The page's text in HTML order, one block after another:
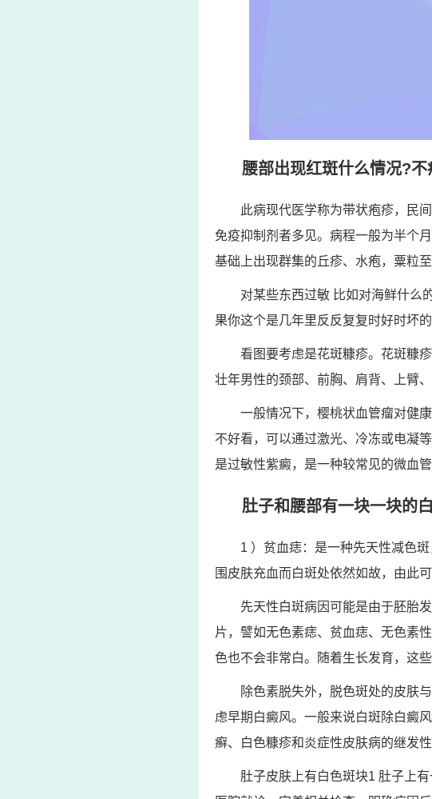
腰部出现红斑什么情况?
此病现代医学称为带状疱疹，民
免疫抑制剂者多见。病程一般为半个
基础上出现群集的丘疹、水疱，粟粒
对某些东西过敏 比如对海鲜什么
果你这个是几年里反反复复时好时坏
看图要考虑是花斑糠疹。花斑糠
壮年男性的颈部、前胸、肩背、上臂
一般情况下，樱桃状血管瘤对健
不好看，可以通过激光、冷冻或电凝
是过敏性紫癜，是一种较常见的微血
肚子和腰部有一块一块的
1 ）贫血痣：是一种先天性减色
围皮肤充血而白斑处依然如故，由此可
先天性白斑病因可能是由于胚胎
片，譬如无色素痣、贫血痣、无色素
色也不会非常白。随着生长发育，这
除色素脱失外，脱色斑处的皮肤
虑早期白癜风。一般来说白斑除白癜
癣、白色糠疹和炎症性皮肤病的继发
肚子皮肤上有白色斑块1 肚子上